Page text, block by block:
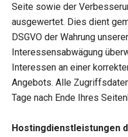
Seite sowie der
ausgewertet. Dies dient
DSGVO der Wahrung
Interessensabwägung
Interessen an einer
Angebots. Alle
Tage nach Ende Ihres
Hostingdienstleistungen